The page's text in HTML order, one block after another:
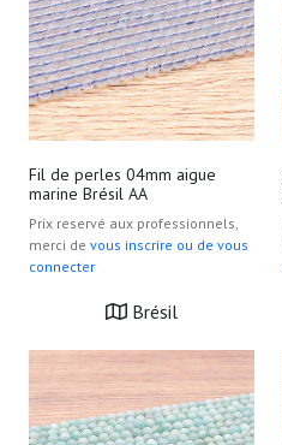
Fil de perles 04mm aigue
marine Brésil AA
Prix reservé aux professionnels,
merci de vous inscrire ou de vous
connecter
Brésil